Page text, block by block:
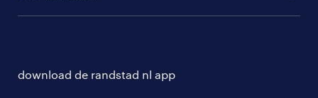
branches
tarieven
solliciteren
download de randstad nl app